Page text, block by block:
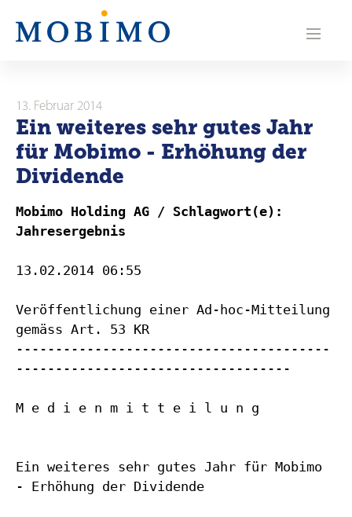
N
a
i
g
a
t
i
o
13. Februar 2014
Ein weiteres sehr gutes Jahr
für Mobimo - Erhöhung der
Dividende
Mobimo Holding AG / Schlagwort(e):
Jahresergebnis
13.02.2014 06:55
Veröffentlichung einer Ad-hoc-Mitteilung
gemäss Art. 53 KR
----------------------------------------
-----------------------------------
M e d i e n m i t t e i l u n g
Ein weiteres sehr gutes Jahr für Mobimo
- Erhöhung der Dividende